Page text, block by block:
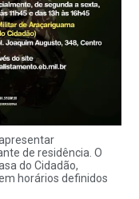
de residência. O
do Cidadão,
horários definidos